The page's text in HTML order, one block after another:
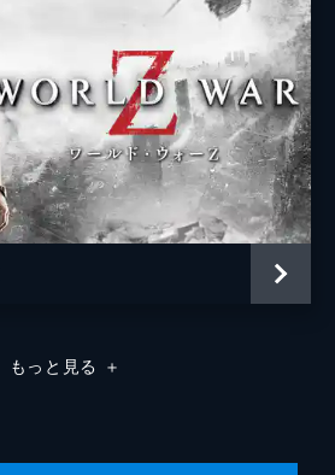
もっと見る ＋